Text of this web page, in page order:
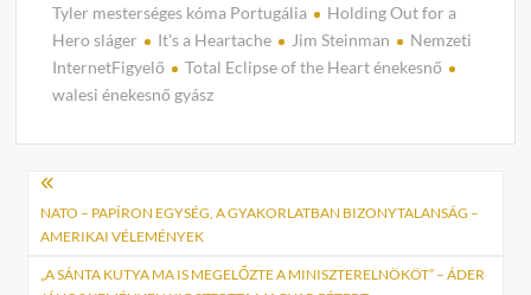
Tyler mesterséges kóma Portugália
Holding Out for a
Hero sláger
It's a Heartache Jim Steinman
Nemzeti
InternetFigyelő
Total Eclipse of the Heart énekesnő
walesi énekesnő gyász
Bejegyzés
navigáció
NATO – PAPÍRON EGYSÉG, A GYAKORLATBAN BIZONYTALANSÁG –
AMERIKAI VÉLEMÉNYEK
„A SÁNTA KUTYA MA IS MEGELŐZTE A MINISZTERELNÖKÖT” – ÁDER